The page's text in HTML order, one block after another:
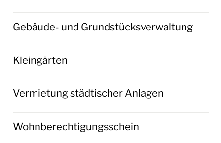
Gebäude- und Grundstücksverwaltung
Kleingärten
Vermietung städtischer Anlagen
Wohnberechtigungsschein